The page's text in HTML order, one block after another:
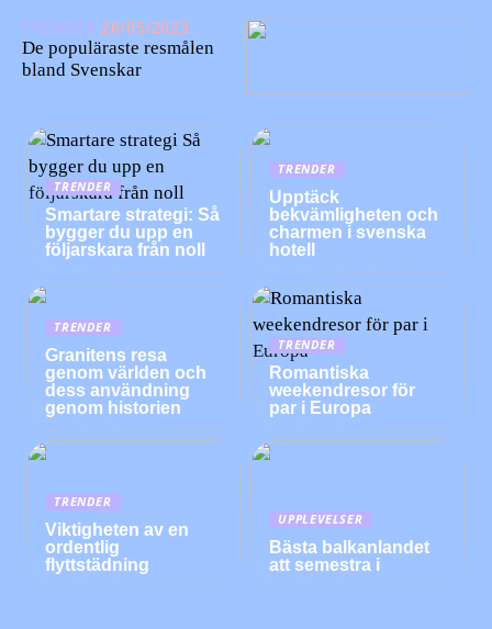
TRENDER 26/05/2023
De populäraste resmålen
bland Svenskar
TRENDER
Smartare strategi: Så
bygger du upp en
följarskara från noll
TRENDER
Upptäck
bekvämligheten och
charmen i svenska
hotell
TRENDER
Granitens resa
genom världen och
dess användning
genom historien
TRENDER
Romantiska
weekendresor för
par i Europa
TRENDER
Viktigheten av en
ordentlig
flyttstädning
UPPLEVELSER
Bästa balkanlandet
att semestra i